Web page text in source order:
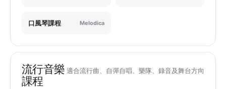
口風琴課程 Melodica
流行音樂
課程
適合流行曲、自彈自唱、樂隊、錄音及舞台方向